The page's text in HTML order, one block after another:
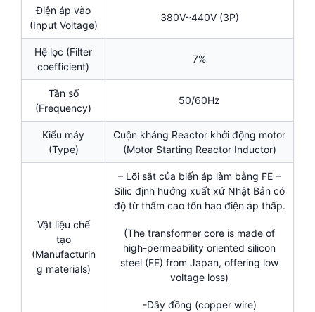
Điện áp vào
(Input Voltage)
380V~440V (3P)
Hệ lọc (Filter
coefficient)
7%
Tần số
(Frequency)
50/60Hz
Kiểu máy
(Type)
Cuộn kháng Reactor khởi động motor
(Motor Starting Reactor Inductor)
Vật liệu chế
tạo
(Manufacturin
g materials)
– Lõi sắt của biến áp làm bằng FE –
Silic định hướng xuất xứ Nhật Bản có
độ từ thẩm cao tổn hao điện áp thấp.
(The transformer core is made of
high-permeability oriented silicon
steel (FE) from Japan, offering low
voltage loss)
-Dây đồng (copper wire)